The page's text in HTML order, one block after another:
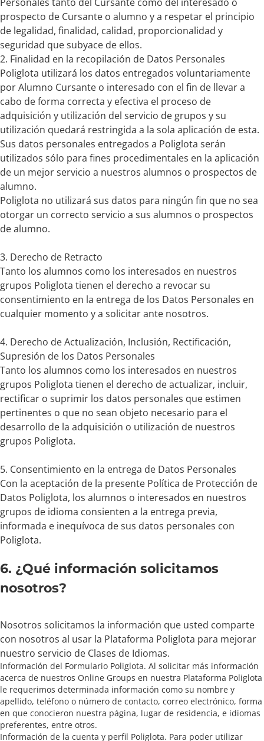
prospecto de Cursante o alumno y a respetar el principio
de legalidad, finalidad, calidad, proporcionalidad y
seguridad que subyace de ellos.
2. Finalidad en la recopilación de Datos Personales
Poliglota utilizará los datos entregados voluntariamente
por Alumno Cursante o interesado con el fin de llevar a
cabo de forma correcta y efectiva el proceso de
adquisición y utilización del servicio de grupos y su
utilización quedará restringida a la sola aplicación de esta.
Sus datos personales entregados a Poliglota serán
utilizados sólo para fines procedimentales en la aplicación
de un mejor servicio a nuestros alumnos o prospectos de
alumno.
Poliglota no utilizará sus datos para ningún fin que no sea
otorgar un correcto servicio a sus alumnos o prospectos
de alumno.
3. Derecho de Retracto
Tanto los alumnos como los interesados en nuestros
grupos Poliglota tienen el derecho a revocar su
consentimiento en la entrega de los Datos Personales en
cualquier momento y a solicitar ante nosotros.
4. Derecho de Actualización, Inclusión, Rectificación,
Supresión de los Datos Personales
Tanto los alumnos como los interesados en nuestros
grupos Poliglota tienen el derecho de actualizar, incluir,
rectificar o suprimir los datos personales que estimen
pertinentes o que no sean objeto necesario para el
desarrollo de la adquisición o utilización de nuestros
grupos Poliglota.
5. Consentimiento en la entrega de Datos Personales
Con la aceptación de la presente Política de Protección de
Datos Poliglota, los alumnos o interesados en nuestros
grupos de idioma consienten a la entrega previa,
informada e inequívoca de sus datos personales con
Poliglota.
6. ¿Qué información solicitamos
nosotros?
Nosotros solicitamos la información que usted comparte
con nosotros al usar la Plataforma Poliglota para mejorar
nuestro servicio de Clases de Idiomas.
Información del Formulario Poliglota. Al solicitar más información
acerca de nuestros Online Groups en nuestra Plataforma Poliglota
le requerimos determinada información como su nombre y
apellido, teléfono o número de contacto, correo electrónico, forma
en que conocieron nuestra página, lugar de residencia, e idiomas
preferentes, entre otros.
Información de la cuenta y perfil Poliglota. Para poder utilizar